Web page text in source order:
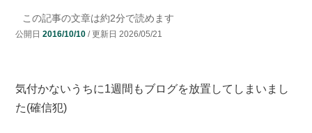
テ
ツ
ン
へ
この記事の文章は約2分で読めます
公開日 2016/10/10/ 更新日 2026/05/21
気付かないうちに1週間もブログを放置してしまいまし
た(確信犯)